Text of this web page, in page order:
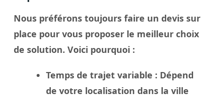
Nous préférons toujours faire un devis sur
place pour vous proposer le meilleur choix
de solution. Voici pourquoi :
Temps de trajet variable : Dépend
de votre localisation dans la ville